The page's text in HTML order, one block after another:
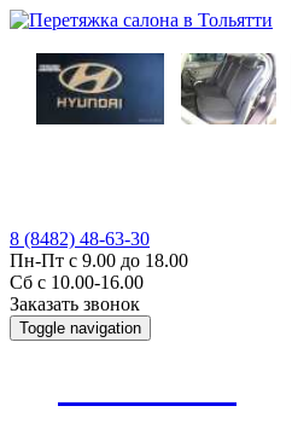
8 (8482) 48-63-30
Пн-Пт с 9.00 до 18.00
Сб с 10.00-16.00
Заказать звонок
Toggle navigation